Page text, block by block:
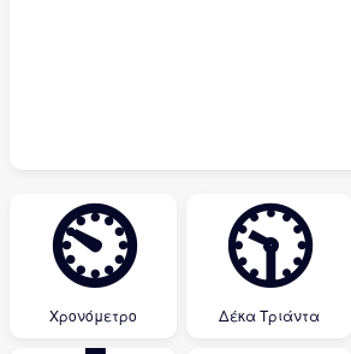
⏲
Χρονόμετρο
🕥
Δέκα Τριάντα